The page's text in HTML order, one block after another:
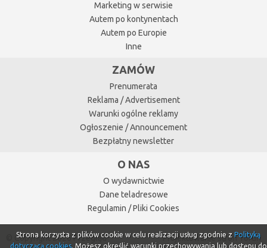
Marketing w serwisie
Autem po kontynentach
Autem po Europie
Inne
ZAMÓW
Prenumerata
Reklama / Advertisement
Warunki ogólne reklamy
Ogłoszenie / Announcement
Bezpłatny newsletter
O NAS
O wydawnictwie
Dane teladresowe
Regulamin / Pliki Cookies
© Copyright 2026 Przegląd
Projektowanie stron Toruń
Strona korzysta z plików cookie w celu realizacji usług zgodnie z Polityką
dotyczącą cookies. Możesz określić warunki przechowywania lub dostępu do